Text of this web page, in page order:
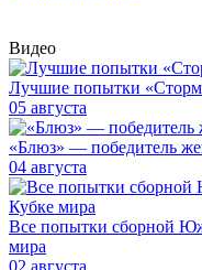
Видео
Лучшие попытки
05 августа
«Блюз» — победитель
04 августа
Все попытки сборной
мира